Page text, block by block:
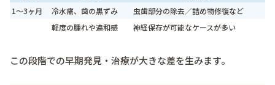
1～3ヶ月
冷水痛、歯の黒ずみ
虫歯部分の除去／詰め物修復など
軽度の腫れや違和感
神経保存が可能なケースが多い
この段階での早期発見・治療が大きな差を生みます。